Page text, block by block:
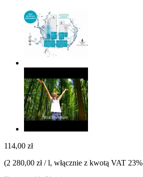
114,00 zł
(2 280,00 zł / l, włącznie z kwotą VAT 23%